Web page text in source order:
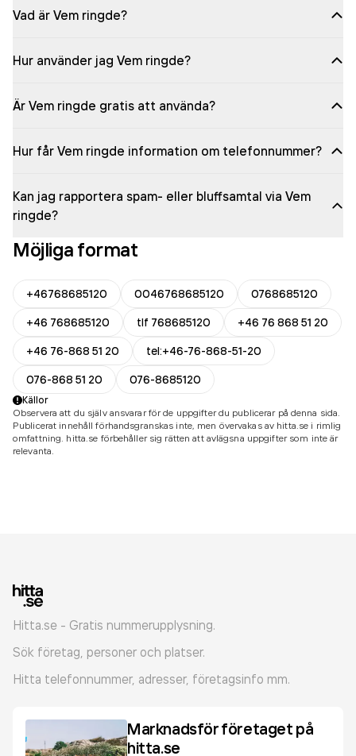
Vad är Vem ringde?
Hur använder jag Vem ringde?
Är Vem ringde gratis att använda?
Hur får Vem ringde information om telefonnummer?
Kan jag rapportera spam- eller bluffsamtal via Vem
ringde?
Möjliga format
+46768685120 0046768685120
0768685120
+46 768685120
tlf 768685120
+46 76 868 51 20
+46 76-868 51 20
tel:+46-76-868-51-20
076-868 51 20
076-8685120
Källor
Observera att du själv ansvarar för de uppgifter du publicerar på denna sida.
Publicerat innehåll förhandsgranskas inte, men övervakas av hitta.se i rimlig
omfattning. hitta.se förbehåller sig rätten att avlägsna uppgifter som inte är
relevanta.
Hitta.se - Gratis nummerupplysning.
Sök företag, personer och platser.
Hitta telefonnummer, adresser, företagsinfo mm.
Marknadsför företaget på
hitta.se